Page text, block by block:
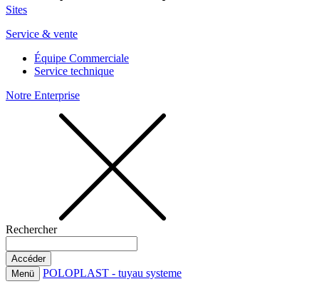
Sites
Service & vente
Équipe Commerciale
Service technique
Notre Enterprise
Rechercher
Menü POLOPLAST - tuyau systeme